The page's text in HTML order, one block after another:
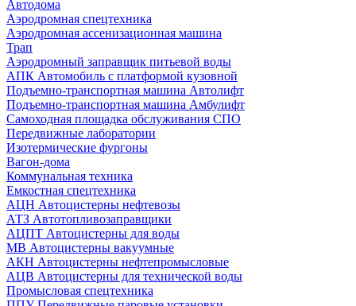
Автодома
Аэродромная спецтехника
Аэродромная ассенизационная машина
Трап
Аэродромный заправщик питьевой воды
АПК Автомобиль с платформой кузовной
Подъемно-транспортная машина Автолифт
Подъемно-транспортная машина Амбулифт
Самоходная площадка обслуживания СПО
Передвижные лаборатории
Изотермические фургоны
Вагон-дома
Коммунальная техника
Емкостная спецтехника
АЦН Автоцистерны нефтевозы
АТЗ Автотопливозаправщики
АЦПТ Автоцистерны для воды
МВ Автоцистерны вакуумные
АКН Автоцистерны нефтепромысловые
АЦВ Автоцистерны для технической воды
Промысловая спецтехника